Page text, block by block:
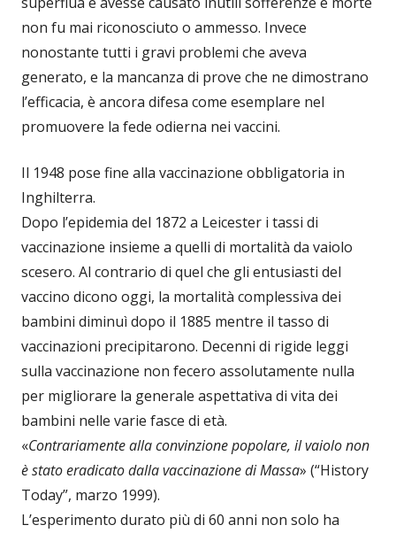
non fu mai riconosciuto o ammesso. Invece
nonostante tutti i gravi problemi che aveva
generato, e la mancanza di prove che ne dimostrano
l’efficacia, è ancora difesa come esemplare nel
promuovere la fede odierna nei vaccini.
Il 1948 pose fine alla vaccinazione obbligatoria in
Inghilterra.
Dopo l’epidemia del 1872 a Leicester i tassi di
vaccinazione insieme a quelli di mortalità da vaiolo
scesero. Al contrario di quel che gli entusiasti del
vaccino dicono oggi, la mortalità complessiva dei
bambini diminuì dopo il 1885 mentre il tasso di
vaccinazioni precipitarono. Decenni di rigide leggi
sulla vaccinazione non fecero assolutamente nulla
per migliorare la generale aspettativa di vita dei
bambini nelle varie fasce di età.
«Contrariamente alla convinzione popolare, il vaiolo non
è stato eradicato dalla vaccinazione di Massa» (“History
Today”, marzo 1999).
L’esperimento durato più di 60 anni non solo ha